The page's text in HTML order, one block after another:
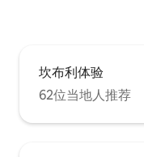
坎布利体验
62位当地人推荐